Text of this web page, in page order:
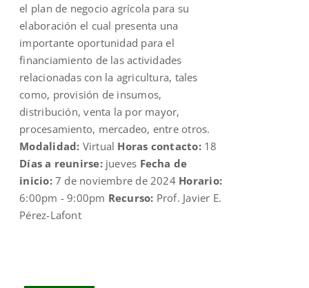
el plan de negocio agrícola para su
elaboración el cual presenta una
importante oportunidad para el
financiamiento de las actividades
relacionadas con la agricultura, tales
como, provisión de insumos,
distribución, venta la por mayor,
procesamiento, mercadeo, entre otros.
Modalidad: Virtual Horas contacto:18
Días a reunirse: jueves Fecha de
inicio: 7 de noviembre de 2024 Horario:
6:00pm - 9:00pm Recurso: Prof. Javier E.
Pérez-Lafont